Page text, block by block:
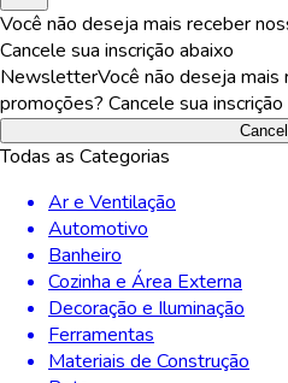
Você não deseja mais receber
Cancele sua inscrição abaixo
NewsletterVocê não deseja
promoções? Cancele sua
Todas as Categorias
Ar e Ventilação
Automotivo
Banheiro
Cozinha e Área Externa
Decoração e Iluminação
Ferramentas
Materiais de Construção